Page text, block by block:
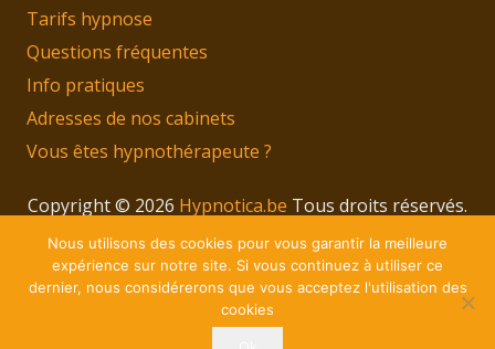
Tarifs hypnose
Questions fréquentes
Info pratiques
Adresses de nos cabinets
Vous êtes hypnothérapeute ?
Copyright © 2026 Hypnotica.be Tous droits réservés.
Privium – Des services qui soutiennent vos soins.
Pour psychologues, psychotherapeutes et
hypnotherapeutes.
Nous utilisons des cookies pour vous garantir la meilleure
expérience sur notre site. Si vous continuez à utiliser ce
dernier, nous considérerons que vous acceptez l'utilisation des
cookies